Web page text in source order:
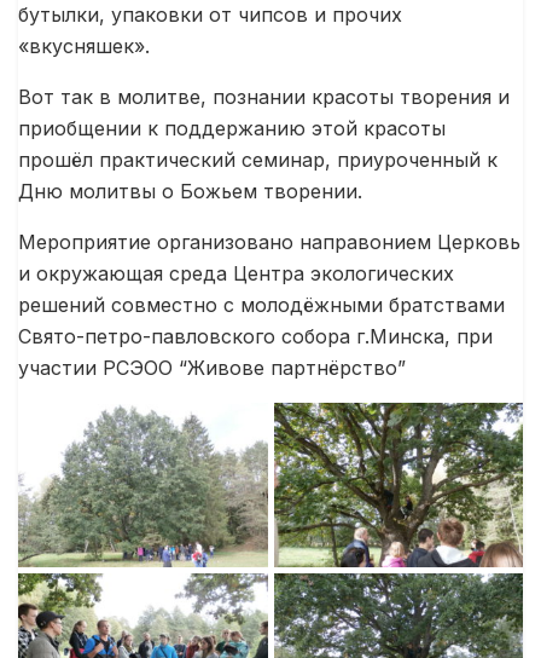
бутылки, упаковки от чипсов и прочих
«вкусняшек».
Вот так в молитве, познании красоты творения и
приобщении к поддержанию этой красоты
прошёл практический семинар, приуроченный к
Дню молитвы о Божьем творении.
Мероприятие организовано направонием Церковь
и окружающая среда Центра экологических
решений совместно с молодёжными братствами
Свято-петро-павловского собора г.Минска, при
участии РСЭОО “Живове партнёрство”